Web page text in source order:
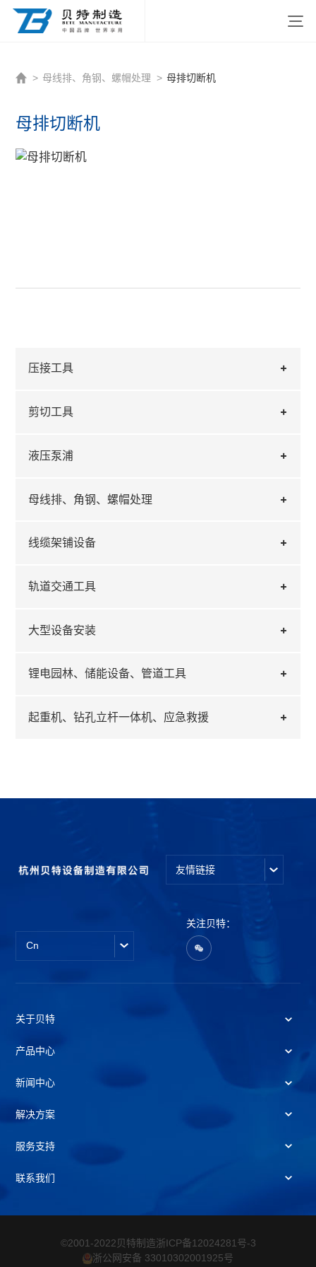
http://www.beitezhizao.com/index.php
> 母线排、角钢、螺帽处理 > 母排切断机
压接工具
剪切工具
液压泵浦
母线排、角钢、螺帽处理
线缆架铺设备
轨道交通工具
大型设备安装
锂电园林、储能设备、管道工具
起重机、钻孔立杆一体机、应急救援
母排切断机
友情链接
Cn
关注贝特：
关于贝特
产品中心
新闻中心
解决方案
服务支持
联系我们
©2001-2022贝特制造浙ICP备12024281号-3
浙公网安备 33010302001925号